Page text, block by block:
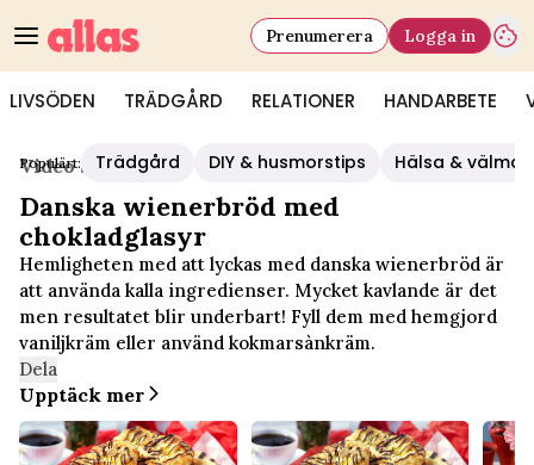
LIVSÖDEN TRÄDGÅRD RELATIONER HANDARBETE
Prenumerera Logga in
Populärt: Trädgård DIY & husmorstips Hälsa &
Video Start
Danska wienerbröd med
chokladglasyr
Hemligheten med att lyckas med danska wienerbröd är
att använda kalla ingredienser. Mycket kavlande är det
men resultatet blir underbart! Fyll dem med hemgjord
vaniljkräm eller använd kokmarsànkräm.
Dela
Upptäck mer